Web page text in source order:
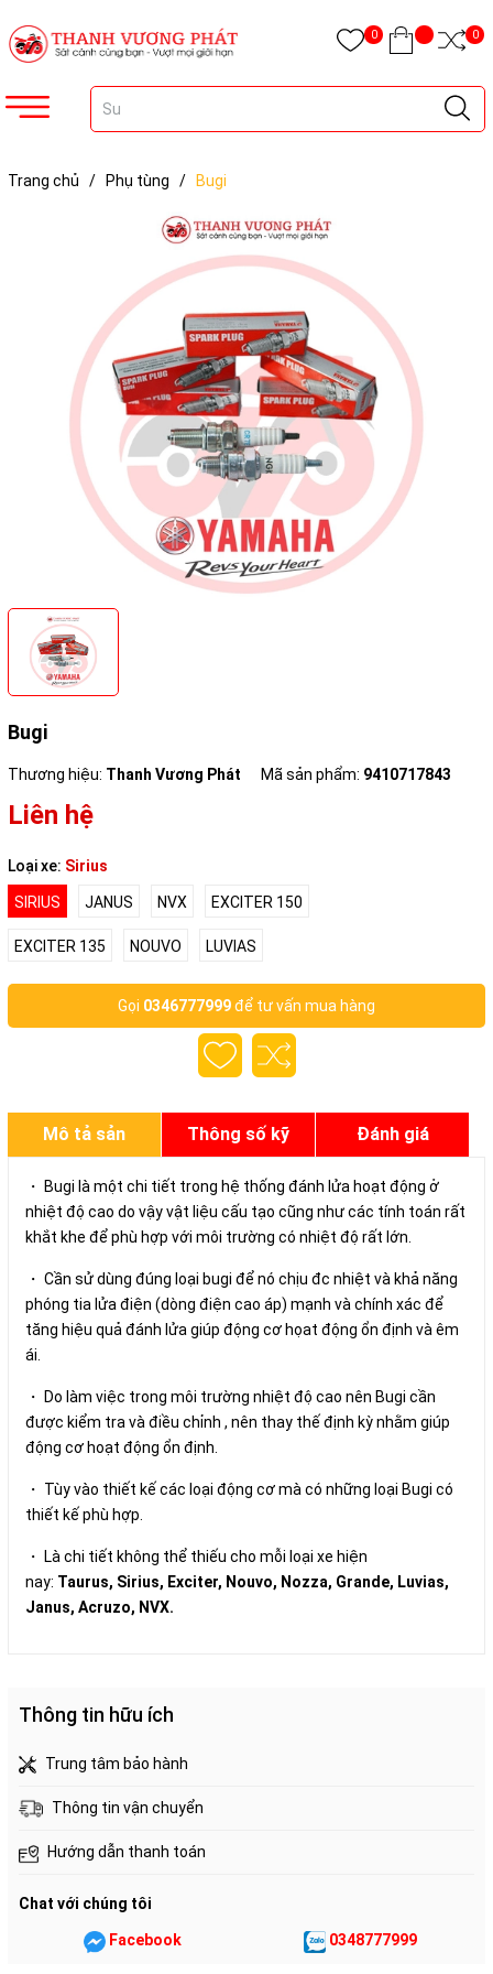
0 0
Trang chủ / Phụ tùng / Bugi
Bugi
Thương hiệu: Thanh Vương Phát Mã sản phẩm: 9410717843
Liên hệ
Loại xe: Sirius
SIRIUS JANUS NVX EXCITER 150
EXCITER 135 NOUVO LUVIAS
Gọi 0346777999để tư vấn mua hàng
Mô tả sản
phẩm
Thông số kỹ
thuật
Đánh giá
・ Bugi là một chi tiết trong hệ thống đánh lửa hoạt động ở
nhiệt độ cao do vậy vật liệu cấu tạo cũng như các tính toán rất
khắt khe để phù hợp với môi trường có nhiệt độ rất lớn.
・ Cần sử dùng đúng loại bugi để nó chịu đc nhiệt và khả năng
phóng tia lửa điện (dòng điện cao áp) mạnh và chính xác để
tăng hiệu quả đánh lửa giúp động cơ họat động ổn định và êm
ái.
・ Do làm việc trong môi trường nhiệt độ cao nên Bugi cần
được kiểm tra và điều chỉnh , nên thay thế định kỳ nhằm giúp
động cơ hoạt động ổn định.
・ Tùy vào thiết kế các loại động cơ mà có những loại Bugi có
thiết kế phù hợp.
・ Là chi tiết không thể thiếu cho mỗi loại xe hiện
nay: Taurus, Sirius, Exciter, Nouvo, Nozza, Grande, Luvias,
Janus, Acruzo, NVX.
Thông tin hữu ích
Trung tâm bảo hành
Thông tin vận chuyển
Hướng dẫn thanh toán
Chat với chúng tôi
Facebook 0348777999